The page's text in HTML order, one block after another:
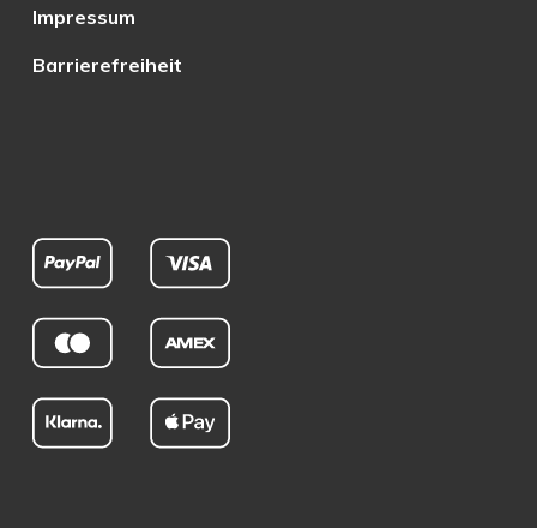
Impressum
Barrierefreiheit